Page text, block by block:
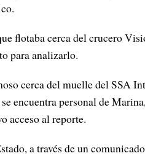
flotaba cerca del crucero
para analizarlo.
cerca del muelle del SSA
encuentra personal de
acceso al reporte.
a través de un